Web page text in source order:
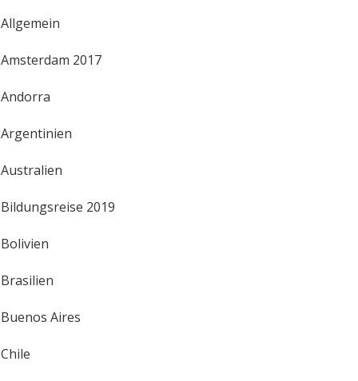
Allgemein
Amsterdam 2017
Andorra
Argentinien
Australien
Bildungsreise 2019
Bolivien
Brasilien
Buenos Aires
Chile